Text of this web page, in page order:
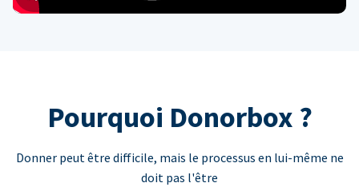
Pourquoi Donorbox ?
Donner peut être difficile, mais le processus en lui-même ne
doit pas l'être